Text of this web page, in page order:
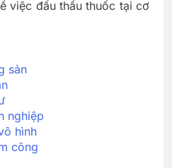
việc đấu thầu thuốc tại cơ
sản
nghiệp
hình
công